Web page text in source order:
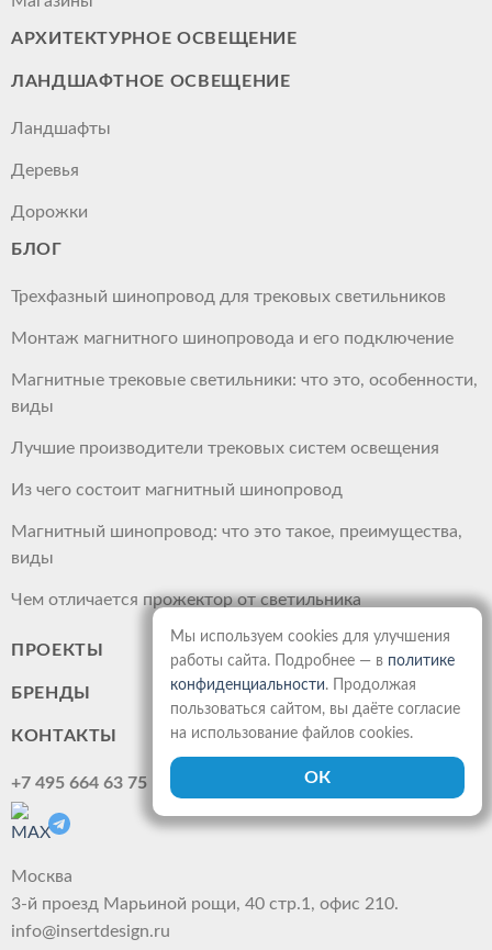
АРХИТЕКТУРНОЕ ОСВЕЩЕНИЕ
ЛАНДШАФТНОЕ ОСВЕЩЕНИЕ
Ландшафты
Деревья
Дорожки
БЛОГ
Трехфазный шинопровод для трековых светильников
Монтаж магнитного шинопровода и его подключение
Магнитные трековые светильники: что это, особенности,
виды
Лучшие производители трековых систем освещения
Из чего состоит магнитный шинопровод
Магнитный шинопровод: что это такое, преимущества,
виды
Чем отличается прожектор от светильника
ПРОЕКТЫ
БРЕНДЫ
КОНТАКТЫ
+7 495 664 63 75
Москва
3-й проезд Марьиной рощи, 40 стр.1, офис 210.
info@insertdesign.ru
Мы используем cookies для улучшения
работы сайта. Подробнее — в политике
конфиденциальности. Продолжая
пользоваться сайтом, вы даёте согласие
на использование файлов cookies.